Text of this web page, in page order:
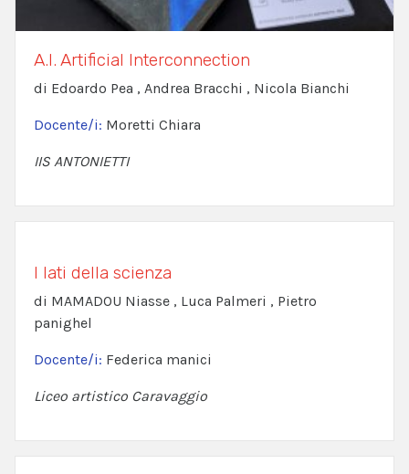
A.I. Artificial Interconnection
di Edoardo Pea , Andrea Bracchi , Nicola Bianchi
Docente/i: Moretti Chiara
IIS ANTONIETTI
I lati della scienza
di MAMADOU Niasse , Luca Palmeri , Pietro
panighel
Docente/i: Federica manici
Liceo artistico Caravaggio